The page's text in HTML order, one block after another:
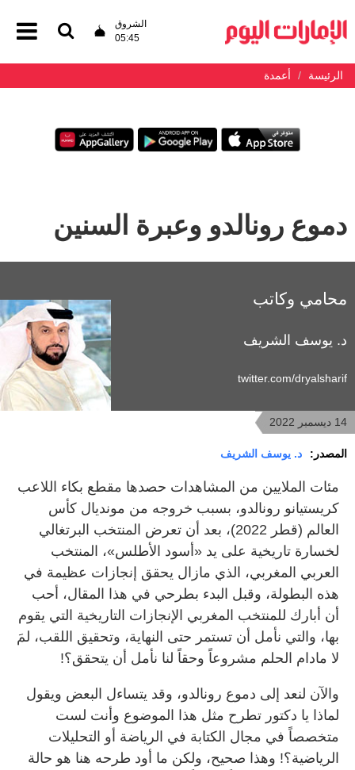
الشروق
05:45
الرئيسة أعمدة
دموع رونالدو وعبرة السنين
محامي وكاتب
د. يوسف الشريف
twitter.com/dryalsharif
14 ديسمبر 2022
المصدر: د. يوسف الشريف
مئات الملايين من المشاهدات حصدها مقطع بكاء اللاعب
كريستيانو رونالدو، بسبب خروجه من مونديال كأس
العالم (قطر 2022)، بعد أن تعرض المنتخب البرتغالي
لخسارة تاريخية على يد «أسود الأطلس»، المنتخب
العربي المغربي، الذي مازال يحقق إنجازات عظيمة في
هذه البطولة، وقبل البدء بطرحي في هذا المقال، أحب
أن أبارك للمنتخب المغربي الإنجازات التاريخية التي يقوم
بها، والتي نأمل أن تستمر حتى النهاية، وتحقيق اللقب، لمَ
لا مادام الحلم مشروعاً وحقاً لنا نأمل أن يتحقق؟!
والآن لنعد إلى دموع رونالدو، وقد يتساءل البعض ويقول
لماذا يا دكتور تطرح مثل هذا الموضوع وأنت لست
متخصصاً في مجال الكتابة في الرياضة أو التحليلات
الرياضية؟! وهذا صحيح، ولكن ما أود طرحه هنا هو حالة